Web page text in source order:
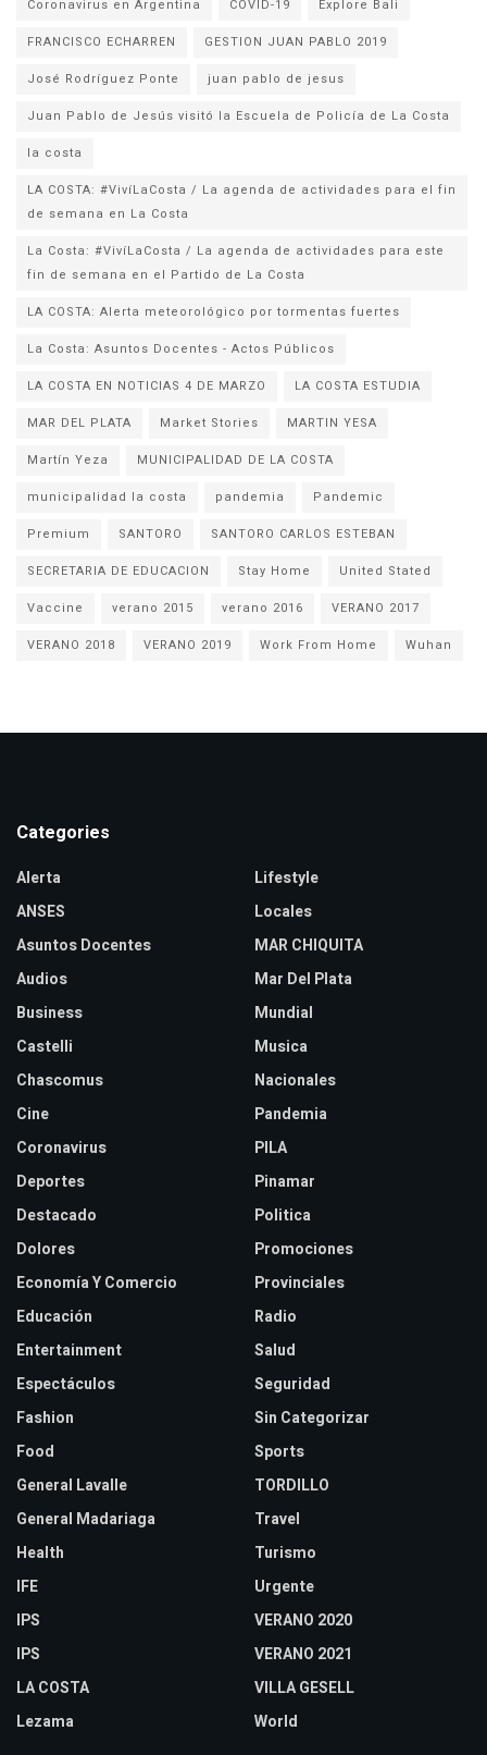
Coronavirus en Argentina COVID-19
Explore Bali
FRANCISCO ECHARREN
GESTION JUAN PABLO 2019
José Rodríguez Ponte
juan pablo de jesus
la costa
LA COSTA: #VivíLaCosta / La agenda de actividades para el fin
de semana en La Costa
La Costa: #VivíLaCosta / La agenda de actividades para este
fin de semana en el Partido de La Costa
LA COSTA: Alerta meteorológico por tormentas fuertes
La Costa: Asuntos Docentes - Actos Públicos
LA COSTA EN NOTICIAS 4 DE MARZO
LA COSTA ESTUDIA
MAR DEL PLATA
Market Stories
MARTIN YESA
Martín Yeza
MUNICIPALIDAD DE LA COSTA
municipalidad la costa
pandemia
Pandemic
Premium
SANTORO
SANTORO CARLOS ESTEBAN
SECRETARIA DE EDUCACION
Stay Home
United Stated
Vaccine
verano 2015 verano 2016
VERANO 2017
VERANO 2018
VERANO 2019 Work From Home Wuhan
Categories
Alerta
ANSES
Asuntos Docentes
Audios
Business
Castelli
Chascomus
Cine
Coronavirus
Deportes
Destacado
Dolores
Economía Y Comercio
Educación
Entertainment
Espectáculos
Fashion
Food
General Lavalle
General Madariaga
Health
IFE
IPS
IPS
LA COSTA
Lezama
Lifestyle
Locales
MAR CHIQUITA
Mar Del Plata
Mundial
Musica
Nacionales
Pandemia
PILA
Pinamar
Politica
Promociones
Provinciales
Radio
Salud
Seguridad
Sin Categorizar
Sports
TORDILLO
Travel
Turismo
Urgente
VERANO 2020
VERANO 2021
VILLA GESELL
World